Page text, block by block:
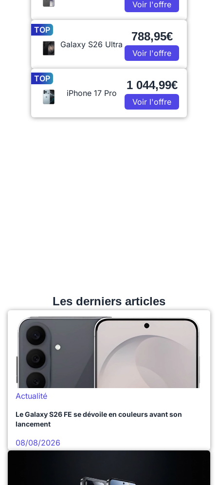
Voir l'offre
TOP
Galaxy S26 Ultra
788,95€
Voir l'offre
TOP
iPhone 17 Pro
1 044,99€
Voir l'offre
Les derniers articles
Actualité
Le Galaxy S26 FE se dévoile en couleurs avant son
lancement
08/08/2026